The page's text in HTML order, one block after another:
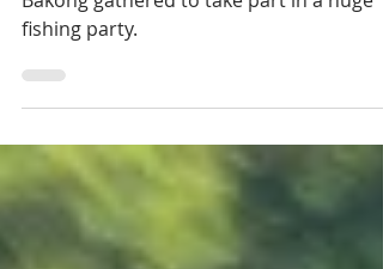
People of all ages from the villages
fishing party.